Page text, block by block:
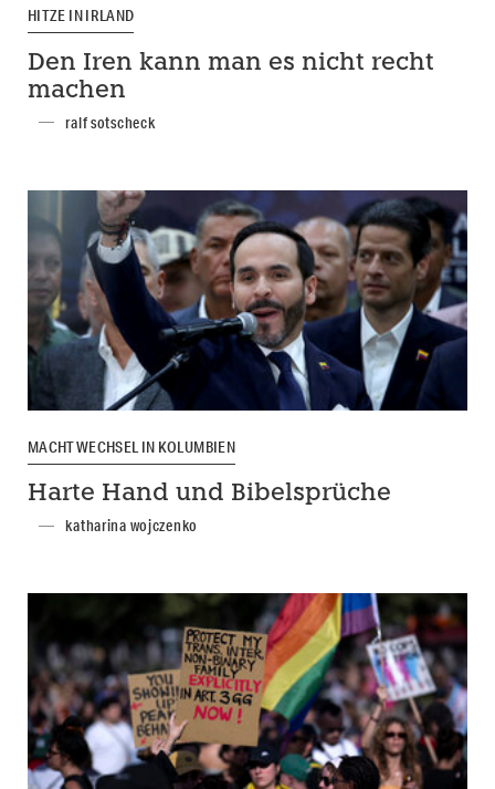
HITZE IN IRLAND
Den Iren kann man es nicht recht
machen
ralf sotscheck
MACHTWECHSEL IN KOLUMBIEN
Harte Hand und Bibelsprüche
katharina wojczenko